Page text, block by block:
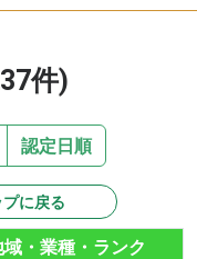
件)
認定日順
プに戻る
域・業種・ランク